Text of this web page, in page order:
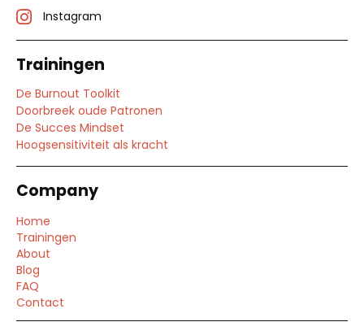
Instagram
Trainingen
De Burnout Toolkit
Doorbreek oude Patronen
De Succes Mindset
Hoogsensitiviteit als kracht
Company
Home
Trainingen
About
Blog
FAQ
Contact